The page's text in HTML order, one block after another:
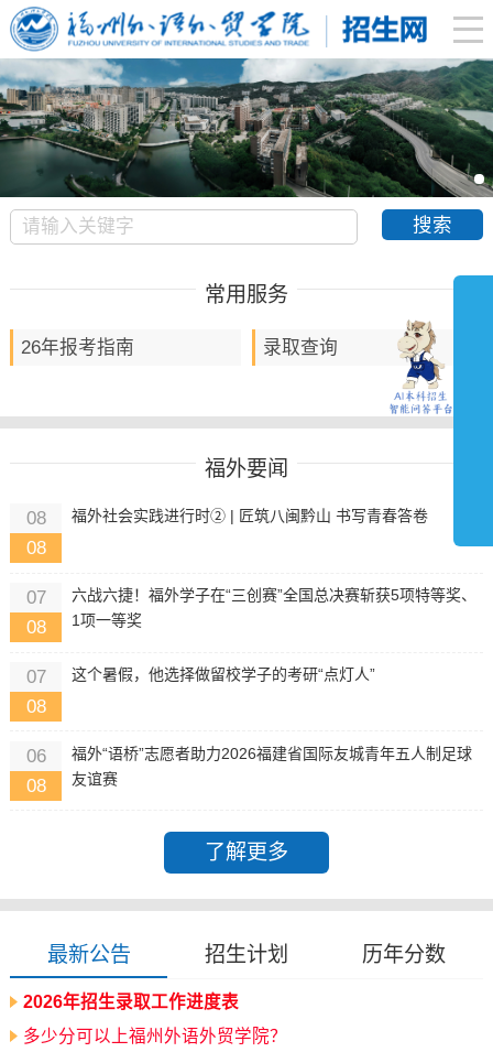
常用服务
录取查询
26年报考指南
福外要闻
08
08
福外社会实践进行时② | 匠筑八闽黔山 书写青春答卷
07
08
六战六捷！福外学子在“三创赛”全国总决赛斩获5项特等奖、
1项一等奖
07
08
这个暑假，他选择做留校学子的考研“点灯人”
06
08
福外“语桥”志愿者助力2026福建省国际友城青年五人制足球
友谊赛
了解更多
最新公告 招生计划 历年分数
2026年招生录取工作进度表
多少分可以上福州外语外贸学院？